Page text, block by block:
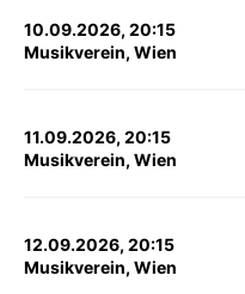
10.09.2026, 20:15
Musikverein, Wien
11.09.2026, 20:15
Musikverein, Wien
12.09.2026, 20:15
Musikverein, Wien